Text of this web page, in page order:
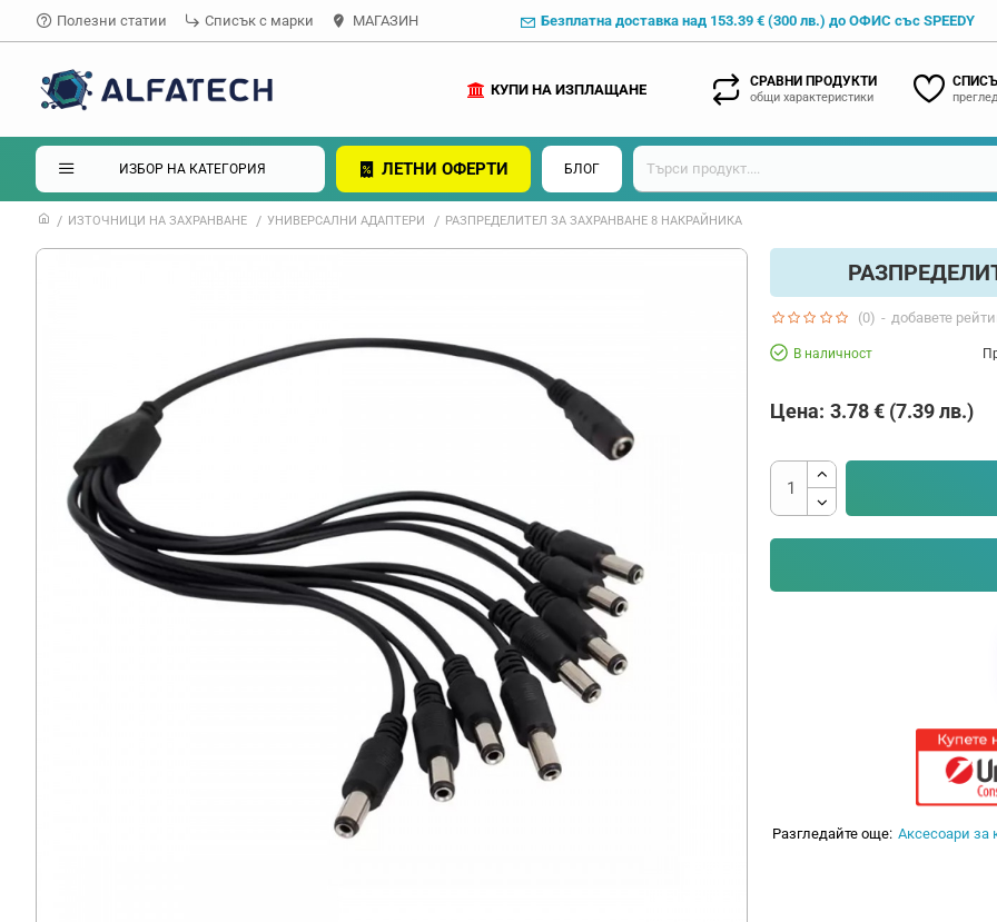
Полезни статии Списък с марки МАГАЗИН Безплатна доставка над 153.39 € (300 лв.) до ОФИС със SPEEDY
СРАВНИ ПРОДУКТИ
общи характеристики
КУПИ НА ИЗПЛАЩАНЕ
ИЗБОР НА КАТЕГОРИЯ ЛЕТНИ ОФЕРТИ БЛОГ
ИЗТОЧНИЦИ НА ЗАХРАНВАНЕ УНИВЕРСАЛНИ АДАПТЕРИ РАЗПРЕДЕЛИТЕЛ ЗА ЗАХРАНВАНЕ 8 НАКРАЙНИКА
В наличност
(0) - добавете
Цена: 3.78 € (7.39 лв.)
Разгледайте още: Аксесоари за